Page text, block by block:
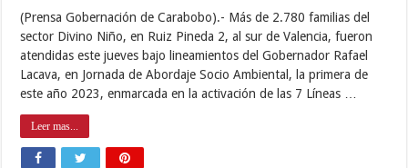
(Prensa Gobernación de Carabobo).- Más de 2.780 familias del
sector Divino Niño, en Ruiz Pineda 2, al sur de Valencia, fueron
atendidas este jueves bajo lineamientos del Gobernador Rafael
Lacava, en Jornada de Abordaje Socio Ambiental, la primera de
este año 2023, enmarcada en la activación de las 7 Líneas …
Leer mas...